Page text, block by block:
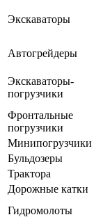
Экскаваторы
Автогрейдеры
Экскаваторы-
погрузчики
Фронтальные
погрузчики
Минипогрузчики
Бульдозеры
Трактора
Дорожные катки
Гидромолоты